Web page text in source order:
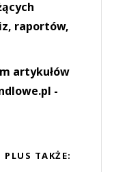
raportów,
artykułów
-
PLUS TAKŻE: